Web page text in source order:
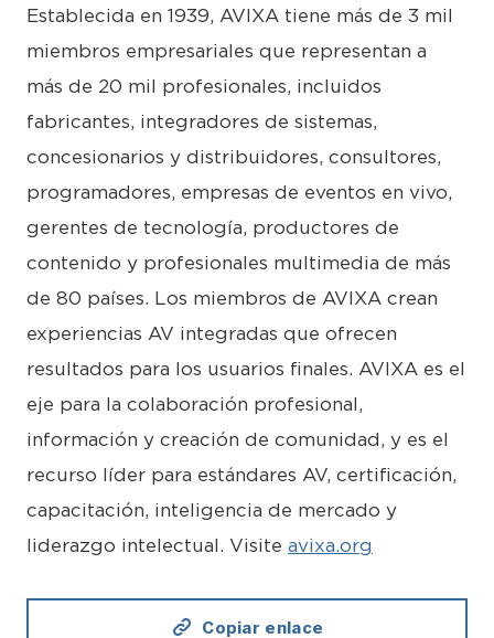
Establecida en 1939, AVIXA tiene más de 3 mil
miembros empresariales que representan a
más de 20 mil profesionales, incluidos
fabricantes, integradores de sistemas,
concesionarios y distribuidores, consultores,
programadores, empresas de eventos en vivo,
gerentes de tecnología, productores de
contenido y profesionales multimedia de más
de 80 países. Los miembros de AVIXA crean
experiencias AV integradas que ofrecen
resultados para los usuarios finales. AVIXA es el
eje para la colaboración profesional,
información y creación de comunidad, y es el
recurso líder para estándares AV, certificación,
capacitación, inteligencia de mercado y
liderazgo intelectual. Visite avixa.org
Copiar enlace